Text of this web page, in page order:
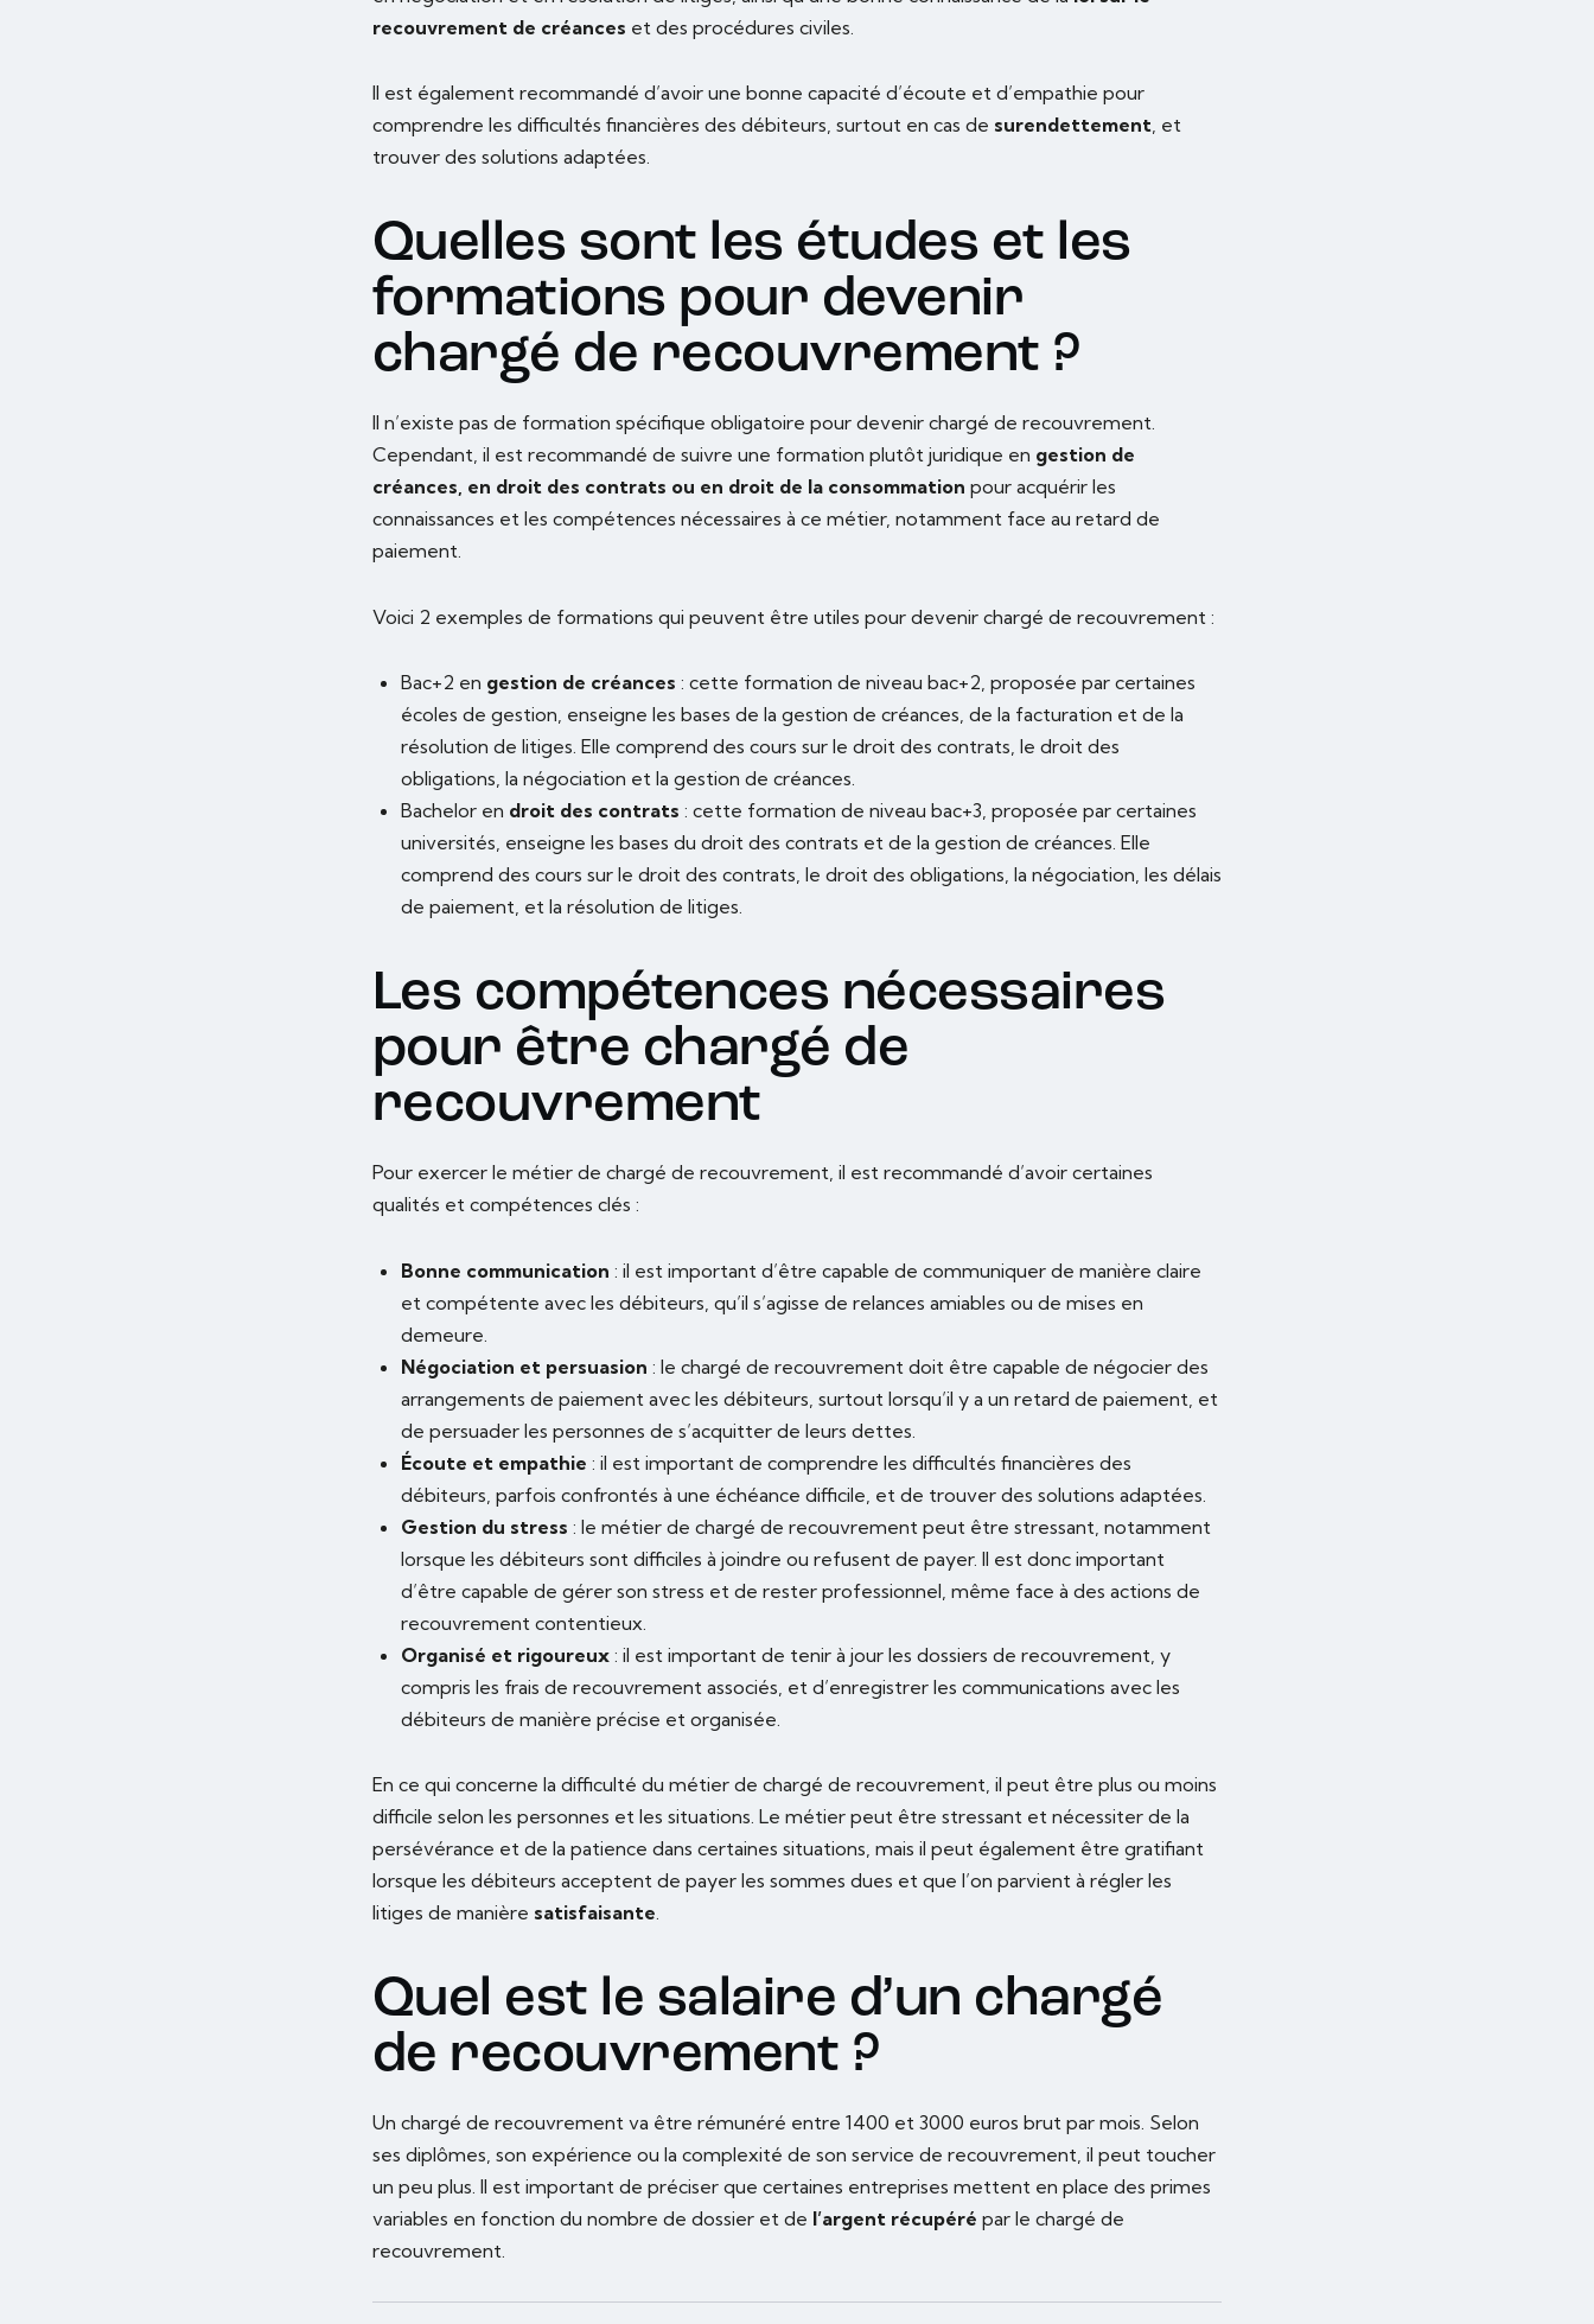
recouvrement de créances et des procédures civiles.
Il est également recommandé d’avoir une bonne capacité d’écoute et d’empathie pour
comprendre les difficultés financières des débiteurs, surtout en cas de surendettement, et
trouver des solutions adaptées.
Quelles sont les études et les
formations pour devenir
chargé de recouvrement ?
Il n’existe pas de formation spécifique obligatoire pour devenir chargé de recouvrement.
Cependant, il est recommandé de suivre une formation plutôt juridique en gestion de
créances, en droit des contrats ou en droit de la consommation pour acquérir les
connaissances et les compétences nécessaires à ce métier, notamment face au retard de
paiement.
Voici 2 exemples de formations qui peuvent être utiles pour devenir chargé de recouvrement :
Bac+2 en gestion de créances : cette formation de niveau bac+2, proposée par certaines
écoles de gestion, enseigne les bases de la gestion de créances, de la facturation et de la
résolution de litiges. Elle comprend des cours sur le droit des contrats, le droit des
obligations, la négociation et la gestion de créances.
Bachelor en droit des contrats : cette formation de niveau bac+3, proposée par certaines
universités, enseigne les bases du droit des contrats et de la gestion de créances. Elle
comprend des cours sur le droit des contrats, le droit des obligations, la négociation, les délais
de paiement, et la résolution de litiges.
Les compétences nécessaires
pour être chargé de
recouvrement
Pour exercer le métier de chargé de recouvrement, il est recommandé d’avoir certaines
qualités et compétences clés :
Bonne communication : il est important d’être capable de communiquer de manière claire
et compétente avec les débiteurs, qu’il s’agisse de relances amiables ou de mises en
demeure.
Négociation et persuasion : le chargé de recouvrement doit être capable de négocier des
arrangements de paiement avec les débiteurs, surtout lorsqu’il y a un retard de paiement, et
de persuader les personnes de s’acquitter de leurs dettes.
Écoute et empathie : il est important de comprendre les difficultés financières des
débiteurs, parfois confrontés à une échéance difficile, et de trouver des solutions adaptées.
Gestion du stress : le métier de chargé de recouvrement peut être stressant, notamment
lorsque les débiteurs sont difficiles à joindre ou refusent de payer. Il est donc important
d’être capable de gérer son stress et de rester professionnel, même face à des actions de
recouvrement contentieux.
Organisé et rigoureux: il est important de tenir à jour les dossiers de recouvrement, y
compris les frais de recouvrement associés, et d’enregistrer les communications avec les
débiteurs de manière précise et organisée.
En ce qui concerne la difficulté du métier de chargé de recouvrement, il peut être plus ou moins
difficile selon les personnes et les situations. Le métier peut être stressant et nécessiter de la
persévérance et de la patience dans certaines situations, mais il peut également être gratifiant
lorsque les débiteurs acceptent de payer les sommes dues et que l’on parvient à régler les
litiges de manière satisfaisante
Quel est le salaire d’un chargé
de recouvrement ?
Un chargé de recouvrement va être rémunéré entre 1400 et 3000 euros brut par mois. Selon
ses diplômes, son expérience ou la complexité de son service de recouvrement, il peut toucher
un peu plus. Il est important de préciser que certaines entreprises mettent en place des primes
variables en fonction du nombre de dossier et de l’argent récupéré par le chargé de
recouvrement.